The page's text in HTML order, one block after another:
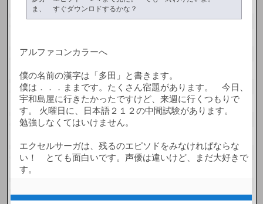
ま、 すぐダウンロドするかな？
アルファコンカラーへ
僕の名前の漢字は「多田」と書きます。
僕は．．．ままです。たくさん宿題があります。 今日、
宇和島屋に行きたかったですけど、来週に行くつもりで
す。 火曜日に、日本語２１２の中間試験があります。
勉強しなくてはいけません。
エクセルサーガは、残るのエピソドをみなければならな
い！ とても面白いです。声優は違いけど、まだ大好きで
す。